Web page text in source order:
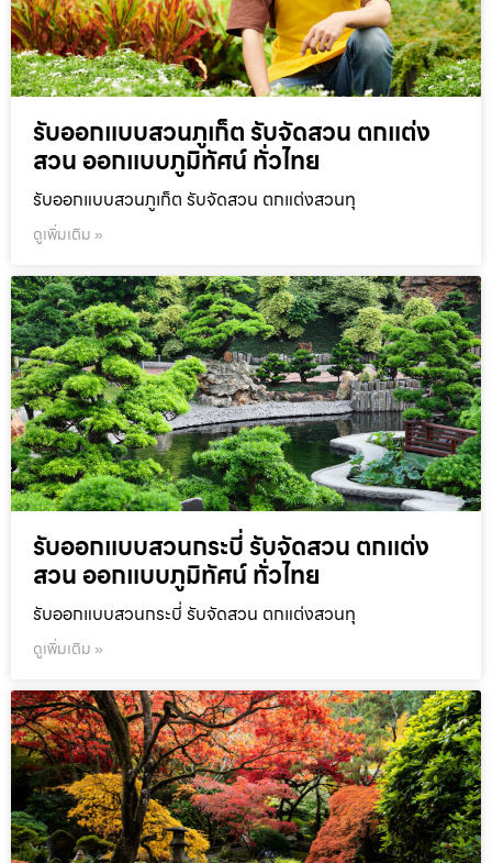
รับออกแบบสวนภูเก็ต รับจัดสวน ตกแต่ง
สวน ออกแบบภูมิทัศน์ ทั่วไทย
รับออกแบบสวนภูเก็ต รับจัดสวน ตกแต่งสวนทุ
ดูเพิ่มเติม »
รับออกแบบสวนกระบี่ รับจัดสวน ตกแต่ง
สวน ออกแบบภูมิทัศน์ ทั่วไทย
รับออกแบบสวนกระบี่ รับจัดสวน ตกแต่งสวนทุ
ดูเพิ่มเติม »